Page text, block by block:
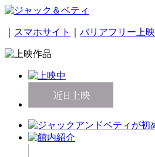
スマホサイト バリアフリー上映